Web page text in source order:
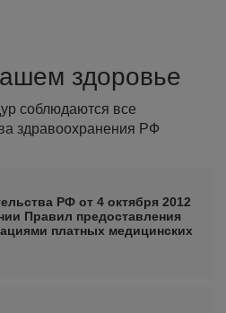
здоровье
соблюдаются все
здравоохранения РФ
РФ от 4 октября 2012
Правил предоставления
платных медицинских